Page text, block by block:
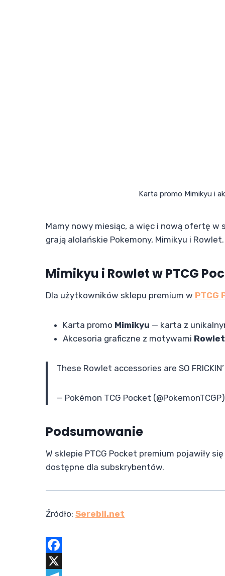
Karta promo Mimikyu i
Mamy nowy miesiąc, a więc i nową ofertę w
grają alolańskie Pokemony, Mimikyu i Rowlet.
Mimikyu i Rowlet w PTCG
Dla użytkowników sklepu premium w PTCG
Karta promo Mimikyu — karta z
Akcesoria graficzne z motywami
These Rowlet accessories are SO FRICKIN’
— Pokémon TCG Pocket (@PokemonTCGP)
Podsumowanie
W sklepie PTCG Pocket premium pojawiły
dostępne dla subskrybentów.
Źródło:Serebii.net
F